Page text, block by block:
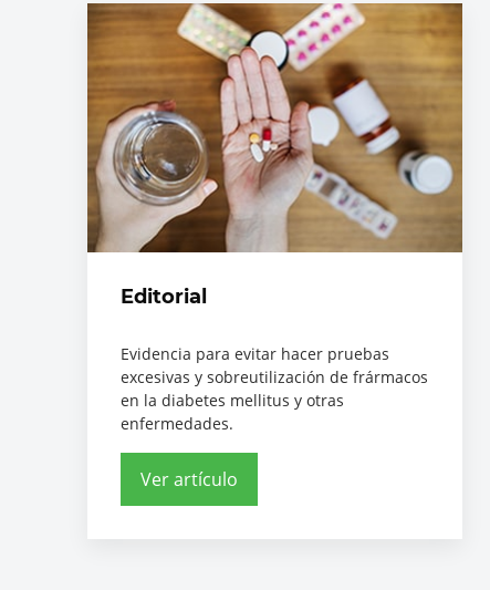
Editorial
Evidencia para evitar hacer pruebas
excesivas y sobreutilización de frármacos
en la diabetes mellitus y otras
enfermedades.
Ver artículo